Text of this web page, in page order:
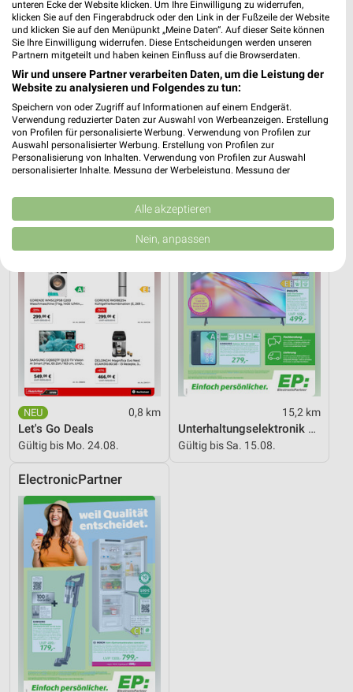
Garmisch-Partenkirchen, Deutschland
582,54 km
Elektromärkte Angebote für Kempten (Allgäu)
und Umgebung
3 Prospekte
MediaMarkt Saturn
0,8 km
Let's Go Deals
Gültig bis Mo. 24.08.
ElectronicPartner
15,2 km
Unterhaltungselektronik 08/2026
Gültig bis Sa. 15.08.
ElectronicPartner
unteren Ecke der Website klicken. Um Ihre Einwilligung zu widerrufen,
klicken Sie auf den Fingerabdruck oder den Link in der Fußzeile der Website
und klicken Sie auf den Menüpunkt „Meine Daten“. Auf dieser Seite können
Sie Ihre Einwilligung widerrufen. Diese Entscheidungen werden unseren
Partnern mitgeteilt und haben keinen Einfluss auf die Browserdaten.
Wir und unsere Partner verarbeiten Daten, um die Leistung der
Website zu analysieren und Folgendes zu tun:
Speichern von oder Zugriff auf Informationen auf einem Endgerät.
Verwendung reduzierter Daten zur Auswahl von Werbeanzeigen. Erstellung
von Profilen für personalisierte Werbung. Verwendung von Profilen zur
Auswahl personalisierter Werbung. Erstellung von Profilen zur
Personalisierung von Inhalten. Verwendung von Profilen zur Auswahl
personalisierter Inhalte. Messung der Werbeleistung. Messung der
Kombinationen von Daten aus verschiedenen Quellen. Entwicklung und
Verbesserung der Angebote. Verwendung reduzierter Daten zur Auswahl
von Inhalten.
Daten können außerhalb der Europäischen Union weitergegeben und in die
USA gesendet werden.
Website/App.
Partnerliste anzeigen (1 IAB-Anbieter)
Wir nutzen Ihre Daten für folgende Zwecke:
IAB-Verarbeitungszwecke:
Speichern von oder Zugriff auf Informationen
auf einem Endgerät
Verwendung reduzierter Daten zur Auswahl von
Werbeanzeigen
Erstellung von Profilen für personalisierte
Verwendung von Profilen zur Auswahl
personalisierter Werbung
Erstellung von Profilen zur Personalisierung
von Inhalten
Verwendung von Profilen zur Auswahl
personalisierter Inhalte
Messung der Werbeleistung
Messung der Performance von Inhalten
Alle akzeptieren
Nein, anpassen